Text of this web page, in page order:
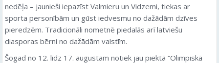
nedēļa – jaunieši iepazīst Valmieru un Vidzemi, tiekas ar
sporta personībām un gūst iedvesmu no dažādām dzīves
pieredzēm. Tradicionāli nometnē piedalās arī latviešu
diasporas bērni no dažādām valstīm.
Šogad no 12. līdz 17. augustam notiek jau piektā “Olimpiskā